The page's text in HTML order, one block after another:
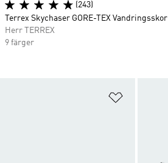
(243)
Terrex Skychaser GORE-TEX Vandringsskor
Herr TERREX
9 färger